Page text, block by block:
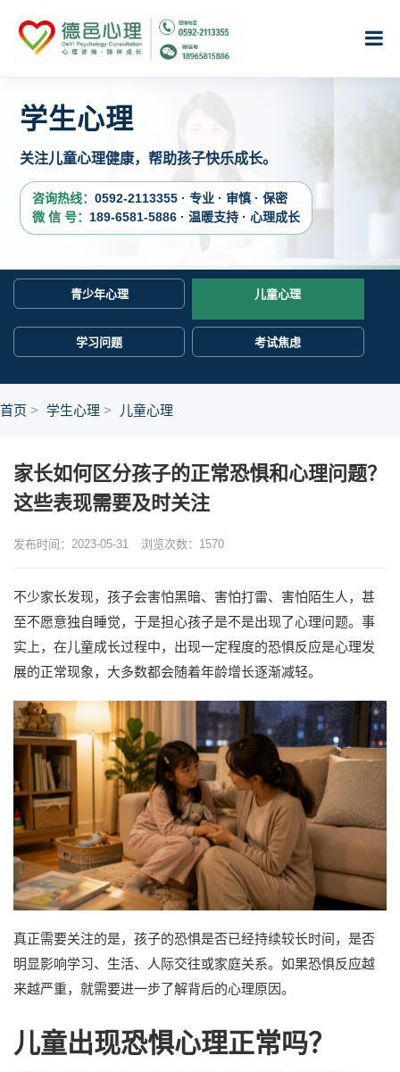
学生心理
关注儿童心理健康，帮助孩子快乐成长。
咨询热线： 0592-2113355 · 专业 · 审慎 · 保密
微 信 号： 189-6581-5886 · 温暖支持 · 心理成长
青少年心理 儿童心理
学习问题 考试焦虑
首页 学生心理 儿童心理
家长如何区分孩子的正常恐惧和心理问题？
这些表现需要及时关注
发布时间：2023-05-31 浏览次数： 1570
不少家长发现，孩子会害怕黑暗、害怕打雷、害怕陌生人，甚
至不愿意独自睡觉，于是担心孩子是不是出现了心理问题。事
实上，在儿童成长过程中，出现一定程度的恐惧反应是心理发
展的正常现象，大多数都会随着年龄增长逐渐减轻。
真正需要关注的是，孩子的恐惧是否已经持续较长时间，是否
明显影响学习、生活、人际交往或家庭关系。如果恐惧反应越
来越严重，就需要进一步了解背后的心理原因。
儿童出现恐惧心理正常吗？